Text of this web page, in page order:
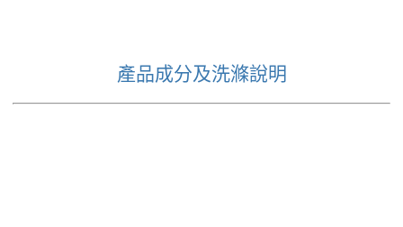
產品成分及洗滌說明